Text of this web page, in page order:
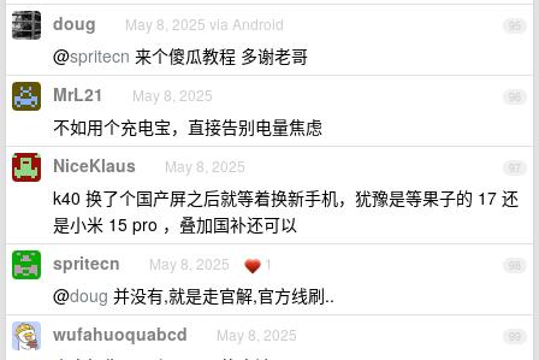
95
doug May 8, 2025 via Android
@spritecn 来个傻瓜教程 多谢老哥
96
MrL21 May 8, 2025
不如用个充电宝，直接告别电量焦虑
97
NiceKlaus May 8, 2025
k40 换了个国产屏之后就等着换新手机，犹豫是等果子的 17 还
是小米 15 pro ，叠加国补还可以
98
spritecn May 8, 2025 1
@doug 并没有,就是走官解,官方线刷..
99
wufahuoquabcd May 8, 2025